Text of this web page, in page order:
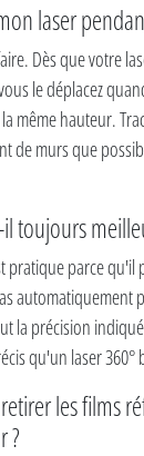
laser
Dès que votre
le déplacez
même hauteur.
de murs que
toujours
pratique parce
automatiquement
la précision
qu'un laser 360°
les films
?